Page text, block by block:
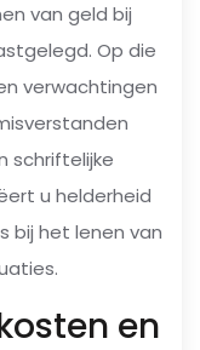
van geld bij
Op die
verwachtingen
schriftelijke
u helderheid
bij het lenen van
en